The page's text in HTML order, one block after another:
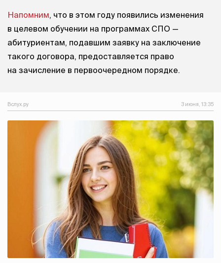
Напомним, что в этом году появились изменения
в целевом обучении на программах СПО —
абитуриентам, подавшим заявку на заключение
такого договора, предоставляется право
на зачисление в первоочередном порядке.
Вслух.ру 3 июня, 13:35